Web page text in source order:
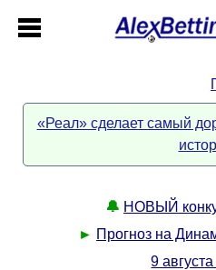
«Реал» сделает самый
🔔 НОВЫЙ
► Прогноз на
9 августа